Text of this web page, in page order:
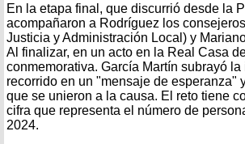
En la etapa final, que discurrió desde la
acompañaron a Rodríguez los
Justicia y Administración Local) y
Al finalizar, en un acto en la Real Casa
conmemorativa. García Martín subrayó
recorrido en un "mensaje de
que se unieron a la causa. El reto tiene
cifra que representa el número de
2024.